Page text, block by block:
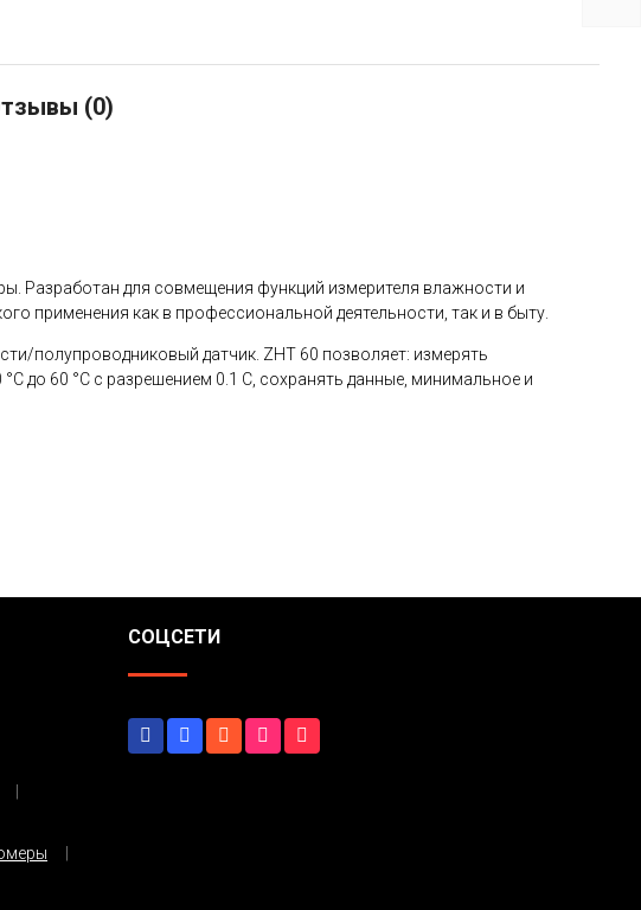
(0)
Разработан для совмещения функций измерителя влажности и
применения как в профессиональной деятельности, так и в быту.
полупроводниковый датчик. ZHT 60 позволяет: измерять
до 60 °С с разрешением 0.1 С, сохранять данные, минимальное и
СОЦСЕТИ